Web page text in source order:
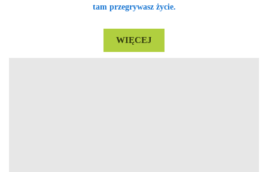
tam przegrywasz życie.
WIĘCEJ